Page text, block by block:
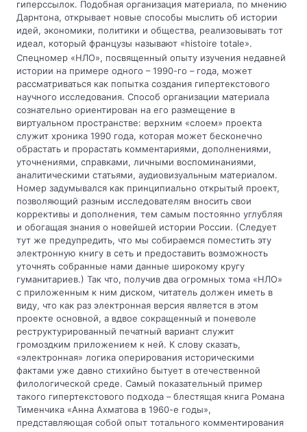
гиперссылок. Подобная организация материала, по мнению
Дарнтона, открывает новые способы мыслить об истории
идей, экономики, политики и общества, реализовывать тот
идеал, который французы называют «histoire totale».
Спецномер «НЛО», посвященный опыту изучения недавней
истории на примере одного – 1990-го – года, может
рассматриваться как попытка создания гипертекстового
научного исследования. Способ организации материала
сознательно ориентирован на его размещение в
виртуальном пространстве: верхним «слоем» проекта
служит хроника 1990 года, которая может бесконечно
обрастать и прорастать комментариями, дополнениями,
уточнениями, справками, личными воспоминаниями,
аналитическими статьями, аудиовизуальным материалом.
Номер задумывался как принципиально открытый проект,
позволяющий разным исследователям вносить свои
коррективы и дополнения, тем самым постоянно углубляя
и обогащая знания о новейшей истории России. (Следует
тут же предупредить, что мы собираемся поместить эту
электронную книгу в сеть и предоставить возможность
уточнять собранные нами данные широкому кругу
гуманитариев.) Так что, получив два огромных тома «НЛО»
с приложенным к ним диском, читатель должен иметь в
виду, что как раз электронная версия является в этом
проекте основной, а вдвое сокращенный и поневоле
реструктурированный печатный вариант служит
громоздким приложением к ней. К слову сказать,
«электронная» логика оперирования историческими
фактами уже давно стихийно бытует в отечественной
филологической среде. Самый показательный пример
такого гипертекстового подхода – блестящая книга Романа
Тименчика «Анна Ахматова в 1960-е годы»,
представляющая собой опыт тотального комментирования